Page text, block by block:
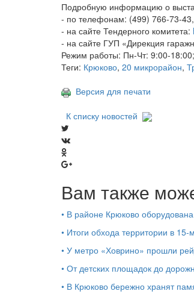
Подробную информацию о
- по телефонам: (499) 766-73-
- на сайте Тендерного комитета:
- на сайте ГУП «Дирекция
Режим работы: Пн-Чт: 9:00-
Теги: Крюково, 20 микрорайон,
Версия для печати
К списку новостей
Вам также
• В районе Крюково
• Итоги обхода территории в
• У метро «Ховрино» прошли
• От детских площадок до
• В Крюково бережно хранят